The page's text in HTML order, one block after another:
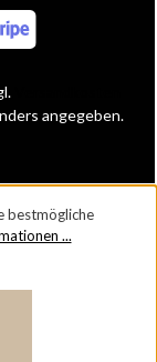
angegeben.
bestmögliche
...